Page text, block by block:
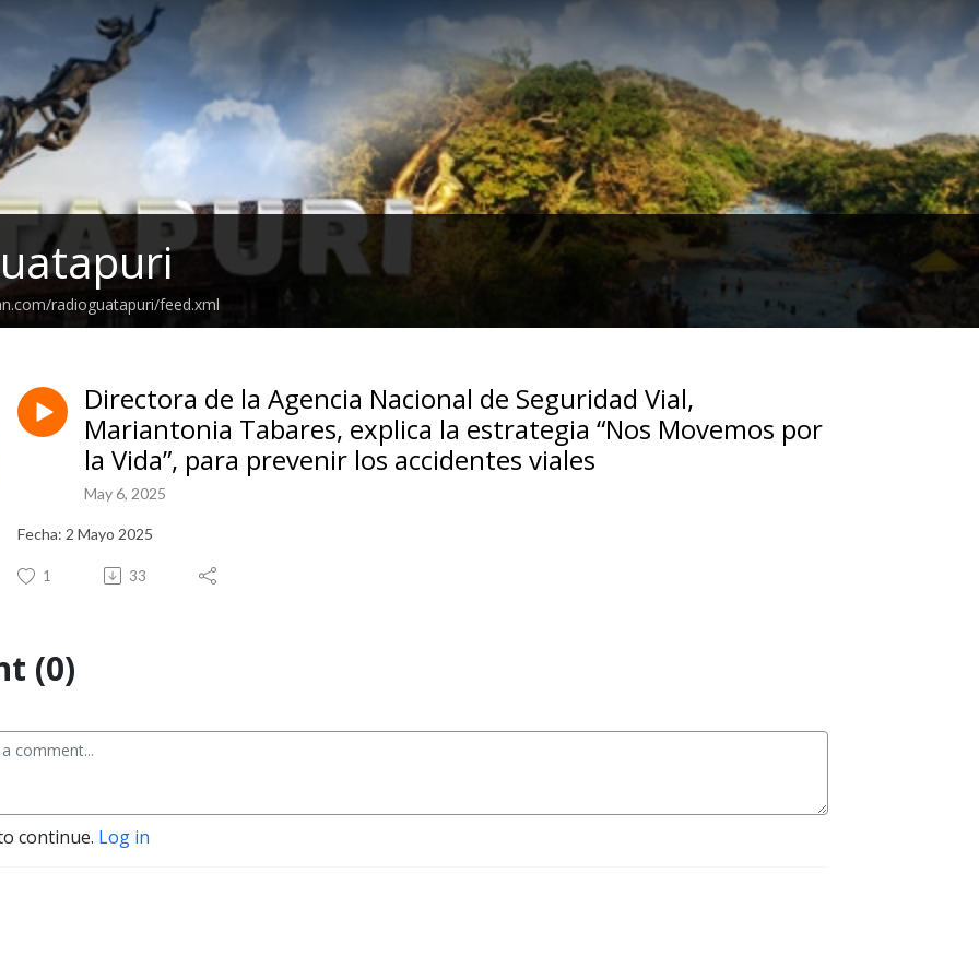
radioguatapuri/feed.xml
Directora de la Agencia Nacional de Seguridad Vial,
Mariantonia Tabares, explica la estrategia “Nos Movemos por
la Vida”, para prevenir los accidentes viales
May 6, 2025
Fecha: 2 Mayo 2025
1 33
(0)
continue. Log in